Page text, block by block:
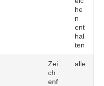
he
n
ent
hal
ten
Zei
ch
enf
alle